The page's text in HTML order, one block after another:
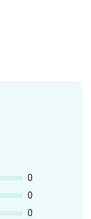
0
0
0